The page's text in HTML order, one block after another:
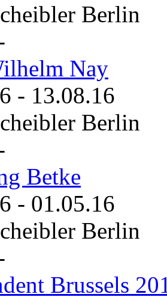
Berlin
Nay
- 13.08.16
Berlin
Betke
- 01.05.16
Berlin
Brussels